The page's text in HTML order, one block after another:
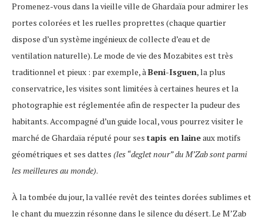
Promenez-vous dans la vieille ville de Ghardaïa pour admirer les
portes colorées et les ruelles proprettes (chaque quartier
dispose d’un système ingénieux de collecte d’eau et de
ventilation naturelle). Le mode de vie des Mozabites est très
traditionnel et pieux : par exemple, àBeni-Isguen, la plus
conservatrice, les visites sont limitées à certaines heures et la
photographie est réglementée afin de respecter la pudeur des
habitants. Accompagné d’un guide local, vous pourrez visiter le
marché de Ghardaïa réputé pour ses tapis en laineaux motifs
géométriques et ses dattes (les “deglet nour” du M’Zab sont parmi
les meilleures au monde).
À la tombée du jour, la vallée revêt des teintes dorées sublimes et
le chant du muezzin résonne dans le silence du désert. Le M’Zab